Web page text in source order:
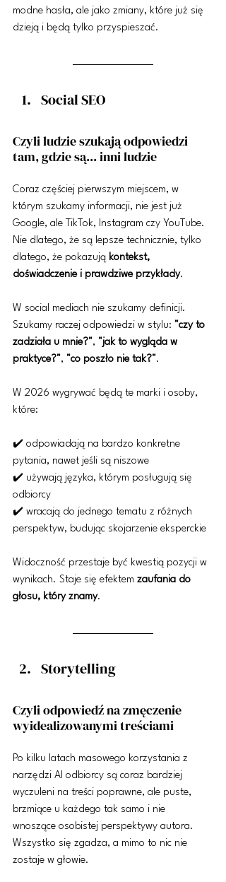
modne hasła, ale jako zmiany, które już się
dzieją i będą tylko przyspieszać.
Social SEO
Czyli ludzie szukają odpowiedzi
tam, gdzie są... inni ludzie
Coraz częściej pierwszym miejscem, w
którym szukamy informacji, nie jest już
Google, ale TikTok, Instagram czy YouTube.
Nie dlatego, że są lepsze technicznie, tylko
dlatego, że pokazują kontekst,
doświadczenie i prawdziwe przykłady.
W social mediach nie szukamy definicji.
Szukamy raczej odpowiedzi w stylu: "czy to
zadziała u mnie?", "jak to wygląda w
praktyce?", "co poszło nie tak?".
W 2026 wygrywać będą te marki i osoby,
które:
✔️ odpowiadają na bardzo konkretne
pytania, nawet jeśli są niszowe
✔️ używają języka, którym posługują się
odbiorcy
✔️ wracają do jednego tematu z różnych
perspektyw, budując skojarzenie eksperckie
Widoczność przestaje być kwestią pozycji w
wynikach. Staje się efektem zaufania do
głosu, który znamy.
Storytelling
Czyli odpowiedź na zmęczenie
wyidealizowanymi treściami
Po kilku latach masowego korzystania z
narzędzi AI odbiorcy są coraz bardziej
wyczuleni na treści poprawne, ale puste,
brzmiące u każdego tak samo i nie
wnoszące osobistej perspektywy autora.
Wszystko się zgadza, a mimo to nic nie
zostaje w głowie.